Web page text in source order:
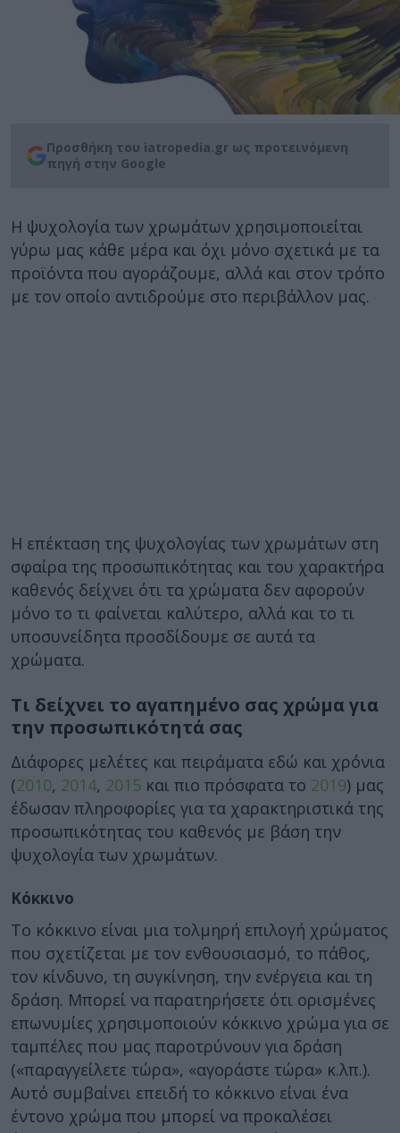
Προσθήκη του iatropedia.gr ως προτεινόμενη
πηγή στην Google
Η ψυχολογία των χρωμάτων χρησιμοποιείται
γύρω μας κάθε μέρα και όχι μόνο σχετικά με τα
προϊόντα που αγοράζουμε, αλλά και στον τρόπο
με τον οποίο αντιδρούμε στο περιβάλλον μας.
Η επέκταση της ψυχολογίας των χρωμάτων στη
σφαίρα της προσωπικότητας και του χαρακτήρα
καθενός δείχνει ότι τα χρώματα δεν αφορούν
μόνο το τι φαίνεται καλύτερο, αλλά και το τι
υποσυνείδητα προσδίδουμε σε αυτά τα
χρώματα.
Τι δείχνει το αγαπημένο σας χρώμα για
την προσωπικότητά σας
Διάφορες μελέτες και πειράματα εδώ και χρόνια
(2010, 2014, 2015 και πιο πρόσφατα το 2019) μας
έδωσαν πληροφορίες για τα χαρακτηριστικά της
προσωπικότητας του καθενός με βάση την
ψυχολογία των χρωμάτων.
Κόκκινο
Το κόκκινο είναι μια τολμηρή επιλογή χρώματος
που σχετίζεται με τον ενθουσιασμό, το πάθος,
τον κίνδυνο, τη συγκίνηση, την ενέργεια και τη
δράση. Μπορεί να παρατηρήσετε ότι ορισμένες
επωνυμίες χρησιμοποιούν κόκκινο χρώμα για σε
ταμπέλες που μας παροτρύνουν για δράση
(«παραγγείλετε τώρα», «αγοράστε τώρα» κ.λπ.).
Αυτό συμβαίνει επειδή το κόκκινο είναι ένα
έντονο χρώμα που μπορεί να προκαλέσει